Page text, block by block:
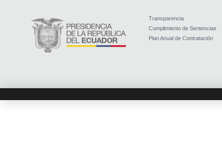
Transparencia
Cumplimiento de Sentencias
Plan Anual de Contratación